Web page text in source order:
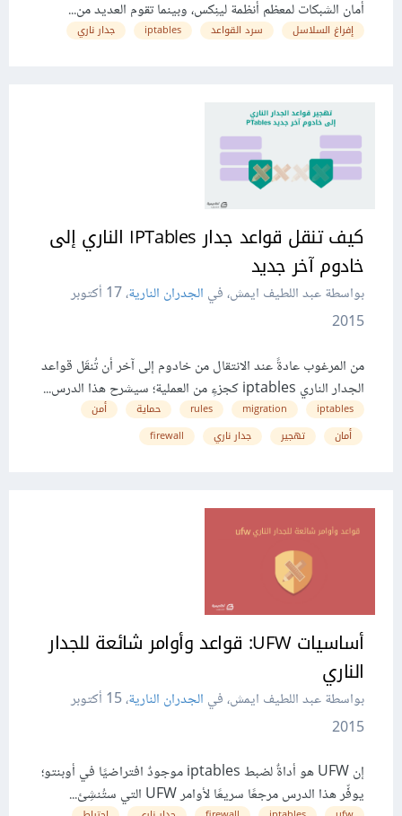
أمان الشبكات لمعظم أنظمة لينِكس، وبينما تقوم العديد من...
إفراغ السلاسل سرد القواعد iptables جدار ناري
كيف تنقل قواعد جدار IPTables الناري إلى
خادوم آخر جديد
بواسطة عبد اللطيف ايمش، في الجدران النارية،
17 أكتوبر
2015
من المرغوب عادةً عند الانتقال من خادوم إلى آخر أن تُنقَل قواعد
الجدار الناري iptables كجزءٍ من العملية؛ سيشرح هذا الدرس...
iptables
migration
rules حماية
أمن
أمان
تهجير جدار ناري firewall
أساسيات UFW: قواعد وأوامر شائعة للجدار
الناري
بواسطة عبد اللطيف ايمش، في الجدران النارية،
15 أكتوبر
2015
إن UFW هو أداةٌ لضبط iptables موجودٌ افتراضيًا في أوبنتو؛
يوفِّر هذا الدرس مرجعًا سريعًا لأوامر UFW التي ستُنشِئ...